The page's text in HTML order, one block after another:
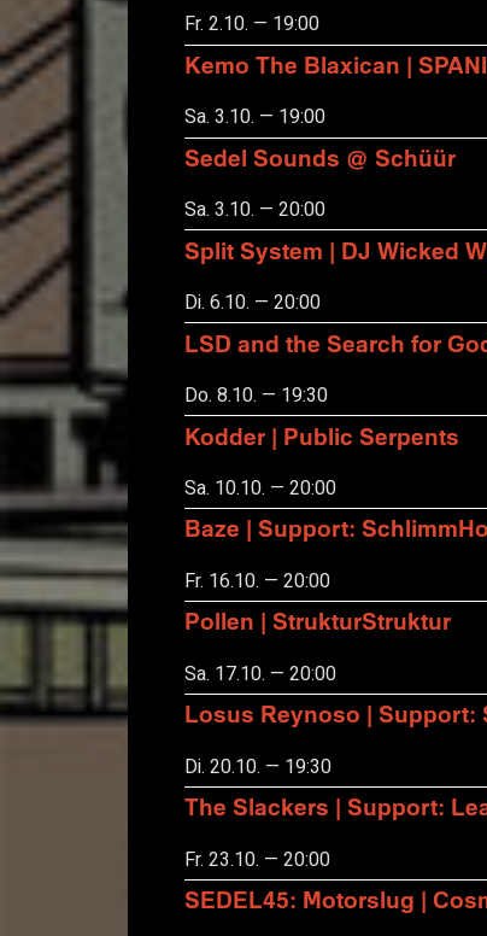
Fr. 2.10. — 19:00
Kemo The Blaxican |
Sa. 3.10. — 19:00
Sedel Sounds @ Schüür
Sa. 3.10. — 20:00
Split System | DJ Wicked
Di. 6.10. — 20:00
LSD and the Search for
Do. 8.10. — 19:30
Kodder | Public Serpents
Sa. 10.10. — 20:00
Baze | Support:
Fr. 16.10. — 20:00
Pollen | StrukturStruktur
Sa. 17.10. — 20:00
Losus Reynoso | Support:
Di. 20.10. — 19:30
The Slackers | Support:
Fr. 23.10. — 20:00
SEDEL45: Motorslug |